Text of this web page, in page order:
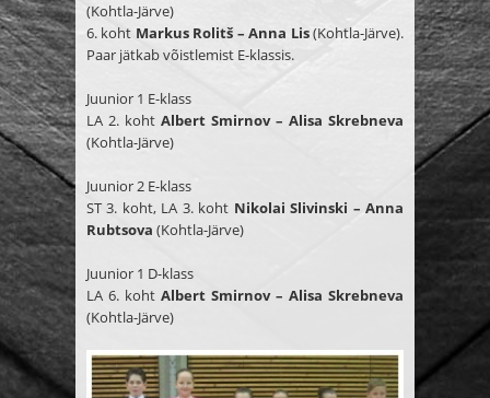
(Kohtla-Järve)
6. koht Markus Rolitš – Anna Lis(Kohtla-Järve).
Paar jätkab võistlemist E-klassis.
Juunior 1 E-klass
LA 2. koht Albert Smirnov – Alisa Skrebneva
(Kohtla-Järve)
Juunior 2 E-klass
ST 3. koht, LA 3. koht Nikolai Slivinski – Anna
Rubtsova (Kohtla-Järve)
Juunior 1 D-klass
LA 6. koht Albert Smirnov – Alisa Skrebneva
(Kohtla-Järve)